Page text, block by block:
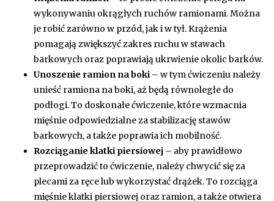
wykonywaniu okrągłych ruchów ramionami. Można
je robić zarówno w przód, jak i w tył. Krążenia
pomagają zwiększyć zakres ruchu w stawach
barkowych oraz poprawiają ukrwienie okolic barków.
Unoszenie ramion na boki – w tym ćwiczeniu należy
unieść ramiona na boki, aż będą równoległe do
podłogi. To doskonałe ćwiczenie, które wzmacnia
mięśnie odpowiedzialne za stabilizację stawów
barkowych, a także poprawia ich mobilność.
Rozciąganie klatki piersiowej – aby prawidłowo
przeprowadzić to ćwiczenie, należy chwycić się za
plecami za ręce lub wykorzystać drążek. To rozciąga
mięśnie klatki piersiowej oraz ramion, a także otwiera